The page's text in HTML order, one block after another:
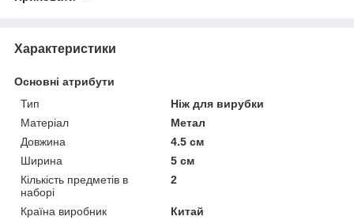
Характеристики
Основні атрибути
Тип
Ніж для вирубки
Матеріал
Метал
Довжина
4.5 см
Ширина
5 см
Кількість предметів в
наборі
2
Країна виробник
Китай